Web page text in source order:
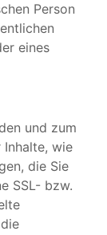
Person
eines
und zum
wie
die Sie
SSL- bzw.